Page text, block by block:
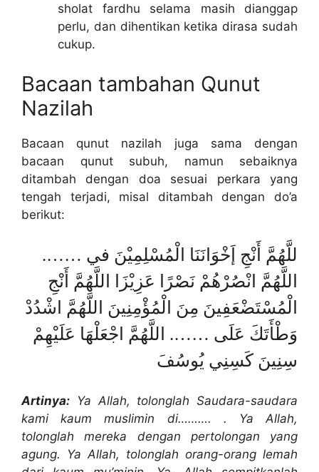
sholat fardhu selama masih dianggap
perlu, dan dihentikan ketika dirasa sudah
cukup.
Bacaan tambahan Qunut
Nazilah
Bacaan qunut nazilah juga sama dengan
bacaan qunut subuh, namun sebaiknya
ditambah dengan doa sesuai perkara yang
tengah terjadi, misal ditambah dengan do’a
berikut:
للَّهُمَّ أَنْجِ إَخْوَانَنَا الْمُسْلِمِيْنَ في …….
اللَّهُمَّ انْصُرْهُمْ نَصْرًا عَزِيْزَا اللَّهُمَّ أَنْجِ
الْمُسْتَضْعَفِينَ مِنَ الْمُؤْمِنِينَ اللَّهُمَّ اشْدُدْ
وَطْأَتَكَ عَلَى ……. اللَّهُمَّ اجْعَلْهَا عَلَيْهِمْ
سِنِينَ كَسِنِي يُوسُفَ
Artinya: Ya Allah, tolonglah Saudara-saudara
kami kaum muslimin di………. . Ya Allah,
tolonglah mereka dengan pertolongan yang
agung. Ya Allah, tolonglah orang-orang lemah